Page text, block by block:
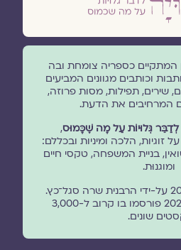
המתקיים כספריה צומחת ובה
וכותבים מגוונים המביעים
שירים, תפילות, מסות פרוזה,
המרחיבים את הדעת.
גְּלוּיוֹת עַל מָה שֶׁכָּמוּס,
הלכה ומיניות ובכללם:
בניית המשפחה, טקסי חיים
ומוגנוּת.
המגזין נוסד בשנת 2019 על-ידי הרבנית שרה סגל־כץ.
עם הכניסה לשנת 2025 פורסמו בו קרוב ל-3,000
שונים.